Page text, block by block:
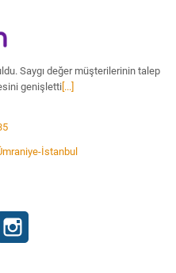
Saygı değer müşterilerinin talep
genişletti [...]
İstanbul